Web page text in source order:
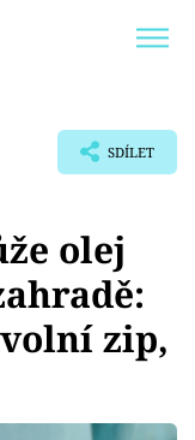
SDÍLET
olej
zip,